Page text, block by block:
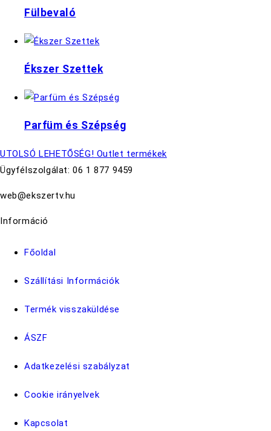
Fülbevaló
Ékszer Szettek
Parfüm és Szépség
UTOLSÓ LEHETŐSÉG! Outlet termékek
Ügyfélszolgálat: 06 1 877 9459
web@ekszertv.hu
Információ
Főoldal
Szállítási Információk
Termék visszaküldése
ÁSZF
Adatkezelési szabályzat
Cookie irányelvek
Kapcsolat